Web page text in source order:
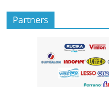
Partners